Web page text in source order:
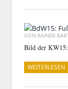
VON RAINER
Bild der
WEITERLESEN